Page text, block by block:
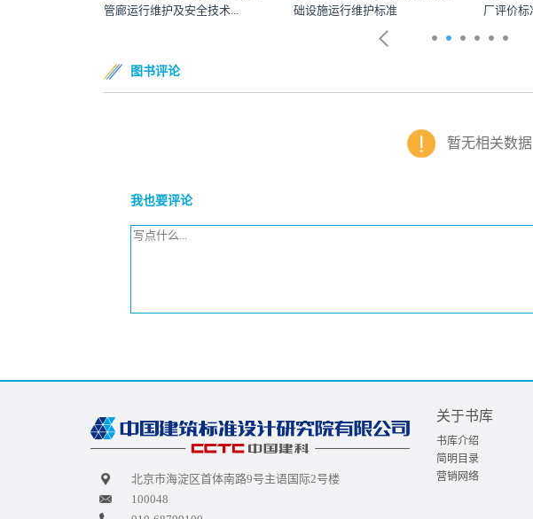
管廊运行维护及安全技术...
础设施运行维护标准
厂评价标准
图书评论
暂无相关数据
我也要评论
北京市海淀区首体南路9号主语国际2号楼
100048
关于书库
书库介绍
简明目录
营销网络